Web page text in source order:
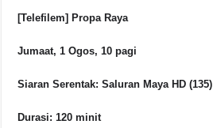
[Telefilem] Propa Raya
Jumaat, 1 Ogos, 10 pagi
Siaran Serentak: Saluran Maya HD (135)
Durasi: 120 minit